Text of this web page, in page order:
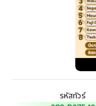
รหัสทัวร์